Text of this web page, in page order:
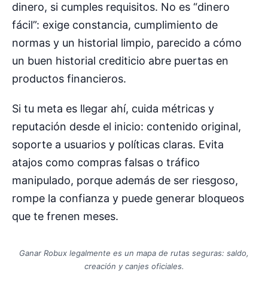
dinero, si cumples requisitos. No es “dinero
fácil”: exige constancia, cumplimiento de
normas y un historial limpio, parecido a cómo
un buen historial crediticio abre puertas en
productos financieros.
Si tu meta es llegar ahí, cuida métricas y
reputación desde el inicio: contenido original,
soporte a usuarios y políticas claras. Evita
atajos como compras falsas o tráfico
manipulado, porque además de ser riesgoso,
rompe la confianza y puede generar bloqueos
que te frenen meses.
Ganar Robux legalmente es un mapa de rutas seguras: saldo,
creación y canjes oficiales.